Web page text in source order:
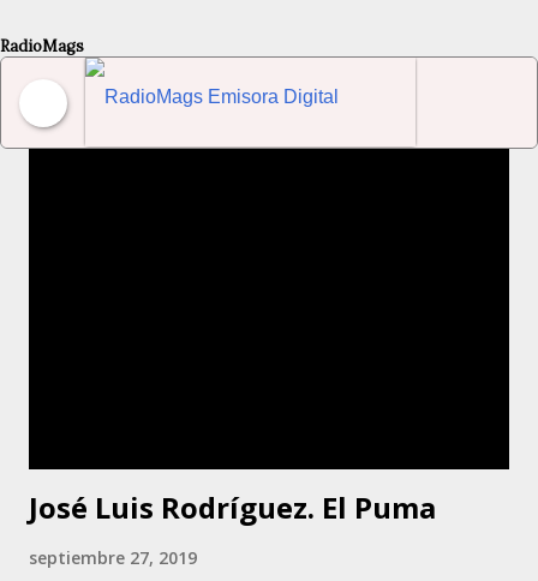
RadioMags
José Luis Rodríguez. El Puma
septiembre 27, 2019